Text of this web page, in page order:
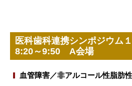
医科歯科連携シンポジウム
8:20～9:50 A会場
血管障害／非アルコール性脂肪